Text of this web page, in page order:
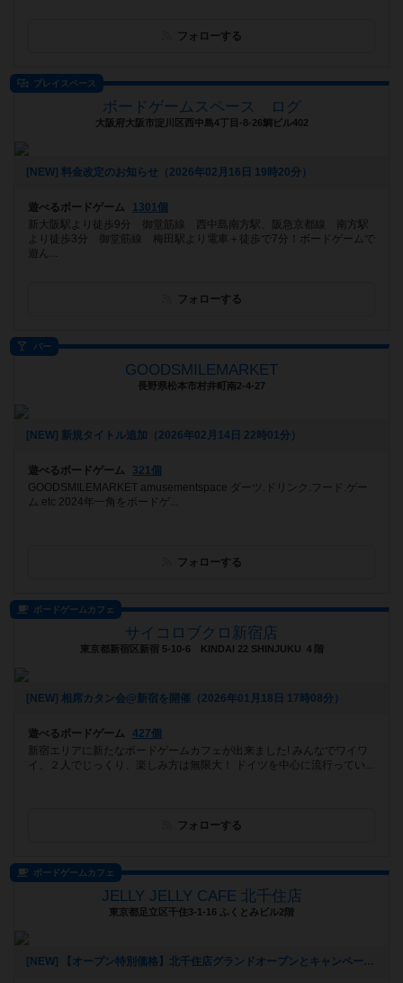
フォローする
プレイスペース
ボードゲームスペース ログ
大阪府大阪市淀川区西中島4丁目-8-26鯛ビル402
[NEW] 料金改定のお知らせ（2026年02月16日 19時20分）
遊べるボードゲーム
1301個
新大阪駅より徒歩9分 御堂筋線 西中島南方駅、阪急京都線 南方駅
より徒歩3分 御堂筋線 梅田駅より電車＋徒歩で7分！ボードゲームで
遊ん...
フォローする
バー
GOODSMILEMARKET
長野県松本市村井町南2-4-27
[NEW] 新規タイトル追加（2026年02月14日 22時01分）
遊べるボードゲーム
321個
GOODSMILEMARKET amusementspace ダーツ.ドリンク.フード.ゲー
ム.etc 2024年一角をボードゲ...
フォローする
ボードゲームカフェ
サイコロブクロ新宿店
東京都新宿区新宿 5-10-6 KINDAI 22 SHINJUKU ４階
[NEW] 相席カタン会@新宿を開催（2026年01月18日 17時08分）
遊べるボードゲーム
427個
新宿エリアに新たなボードゲームカフェが出来ました! みんなでワイワ
イ、２人でじっくり、楽しみ方は無限大！ ドイツを中心に流行ってい...
フォローする
ボードゲームカフェ
JELLY JELLY CAFE 北千住店
東京都足立区千住3-1-16 ふくとみビル2階
[NEW] 【オープン特別価格】北千住店グランドオープンとキャンペーンのご案内（2026年01月09日 14時39分）